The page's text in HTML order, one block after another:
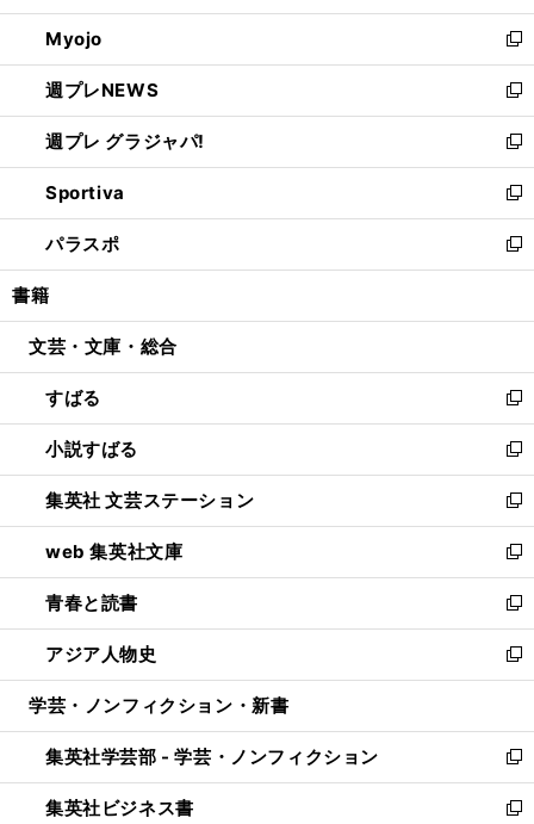
開
く
ウ
で
開
く
ン
ド
ウ
で
開
く
ウ
ィ
ン
ド
ウ
で
開
く
Myojo
新
し
い
ウ
ィ
ン
ド
ウ
で
開
週プレNEWS
新
し
い
ウ
ィ
ン
ド
ウ
開
週プレ グラジャパ!
新
し
い
ウ
ィ
ン
ウ
開
く
Sportiva
新
し
い
ウ
ン
ウ
で
開
く
パラスポ
新
し
ウ
ン
ド
ウ
で
開
く
書籍
文芸・文庫・総合
すばる
新
し
い
ウ
ィ
ン
ド
ウ
で
開
く
小説すばる
新
し
い
ウ
ィ
ン
ド
ウ
で
開
集英社 文芸ステーション
新
し
い
ウ
ィ
ン
ド
ウ
開
く
web 集英社文庫
新
し
い
ウ
ィ
ン
ウ
で
開
く
青春と読書
新
し
い
ウ
ン
ド
ウ
で
アジア人物史
新
し
ウ
ィ
ン
ド
学芸・ノンフィクション・新書
集英社学芸部 - 学芸・ノンフィクション
新
し
い
集英社ビジネス書
新